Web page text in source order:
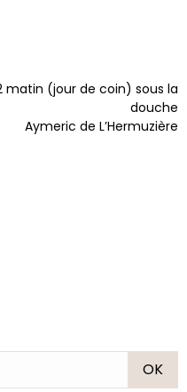
matin (jour de coin) sous la
douche
Aymeric de L’Hermuzière
OK